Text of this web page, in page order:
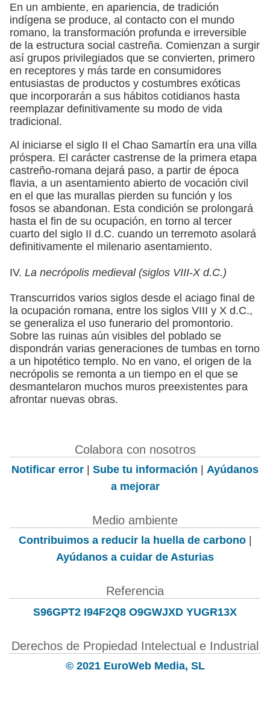
En un ambiente, en apariencia, de tradición
indígena se produce, al contacto con el mundo
romano, la transformación profunda e irreversible
de la estructura social castreña. Comienzan a surgir
así grupos privilegiados que se convierten, primero
en receptores y más tarde en consumidores
entusiastas de productos y costumbres exóticas
que incorporarán a sus hábitos cotidianos hasta
reemplazar definitivamente su modo de vida
tradicional.
Al iniciarse el siglo II el Chao Samartín era una villa
próspera. El carácter castrense de la primera etapa
castreño-romana dejará paso, a partir de época
flavia, a un asentamiento abierto de vocación civil
en el que las murallas pierden su función y los
fosos se abandonan. Esta condición se prolongará
hasta el fin de su ocupación, en torno al tercer
cuarto del siglo II d.C. cuando un terremoto asolará
definitivamente el milenario asentamiento.
IV. La necrópolis medieval (siglos VIII-X d.C.)
Transcurridos varios siglos desde el aciago final de
la ocupación romana, entre los siglos VIII y X d.C.,
se generaliza el uso funerario del promontorio.
Sobre las ruinas aún visibles del poblado se
dispondrán varias generaciones de tumbas en torno
a un hipotético templo. No en vano, el origen de la
necrópolis se remonta a un tiempo en el que se
desmantelaron muchos muros preexistentes para
afrontar nuevas obras.
Colabora con nosotros
Notificar error | Sube tu información | Ayúdanos
a mejorar
Medio ambiente
Contribuimos a reducir la huella de carbono|
Ayúdanos a cuidar de Asturias
Referencia
S96GPT2 I94F2Q8 O9GWJXD YUGR13X
Derechos de Propiedad Intelectual e Industrial
© 2021 EuroWeb Media, SL